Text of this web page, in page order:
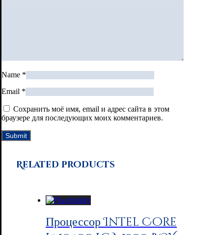
Name *
Email *
Сохранить моё имя, email и адрес сайта в этом
браузере для последующих моих комментариев.
Related products
Процессор Intel Core